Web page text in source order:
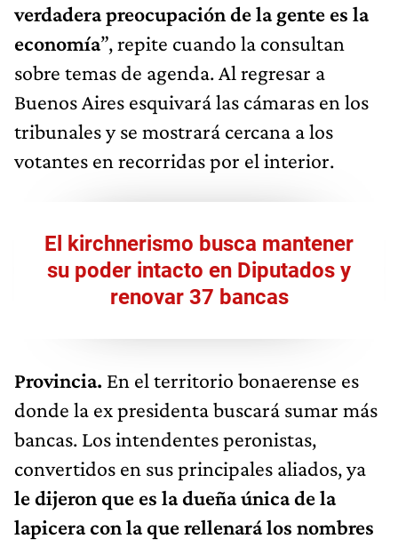
verdadera preocupación de la gente es la
economía”, repite cuando la consultan
sobre temas de agenda. Al regresar a
Buenos Aires esquivará las cámaras en los
tribunales y se mostrará cercana a los
votantes en recorridas por el interior.
El kirchnerismo busca mantener
su poder intacto en Diputados y
renovar 37 bancas
Provincia. En el territorio bonaerense es
donde la ex presidenta buscará sumar más
bancas. Los intendentes peronistas,
convertidos en sus principales aliados, ya
le dijeron que es la dueña única de la
lapicera con la que rellenará los nombres